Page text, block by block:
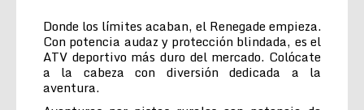
Donde los límites acaban, el Renegade empieza.
Con potencia audaz y protección blindada, es el
ATV deportivo más duro del mercado. Colócate
a la cabeza con diversión dedicada a la
aventura.